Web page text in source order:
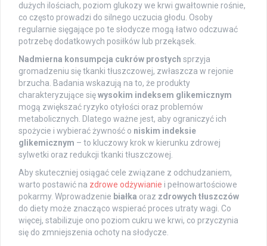
dużych ilościach, poziom glukozy we krwi gwałtownie rośnie,
co często prowadzi do silnego uczucia głodu. Osoby
regularnie sięgające po te słodycze mogą łatwo odczuwać
potrzebę dodatkowych posiłków lub przekąsek.
Nadmierna konsumpcja cukrów prostych sprzyja
gromadzeniu się tkanki tłuszczowej, zwłaszcza w rejonie
brzucha. Badania wskazują na to, że produkty
charakteryzujące sięwysokim indeksem glikemicznym
mogą zwiększać ryzyko otyłości oraz problemów
metabolicznych. Dlatego ważne jest, aby ograniczyć ich
spożycie i wybierać żywność o niskim indeksie
glikemicznym – to kluczowy krok w kierunku zdrowej
sylwetki oraz redukcji tkanki tłuszczowej.
Aby skuteczniej osiągać cele związane z odchudzaniem,
warto postawić na zdrowe odżywianie i pełnowartościowe
pokarmy. Wprowadzenie białka oraz zdrowych tłuszczów
do diety może znacząco wspierać proces utraty wagi. Co
więcej, stabilizuje ono poziom cukru we krwi, co przyczynia
się do zmniejszenia ochoty na słodycze.